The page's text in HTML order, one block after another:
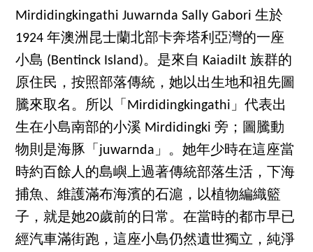
Mirdidingkingathi Juwarnda Sally Gabori 生於
1924 年澳洲昆士蘭北部卡奔塔利亞灣的一座
小島 (Bentinck Island)。是來自 Kaiadilt 族群的
原住民，按照部落傳統，她以出生地和祖先圖
騰來取名。所以「Mirdidingkingathi」代表出
生在小島南部的小溪 Mirdidingki 旁；圖騰動
物則是海豚「juwarnda」。她年少時在這座當
時約百餘人的島嶼上過著傳統部落生活，下海
捕魚、維護滿布海濱的石滬，以植物編織籃
子，就是她20歲前的日常。在當時的都市早已
經汽車滿街跑，這座小島仍然遺世獨立，純淨